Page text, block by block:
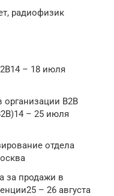
радиофизик
– 18 июля
В2В
– 25 июля
отдела
за продажи в
– 26 августа